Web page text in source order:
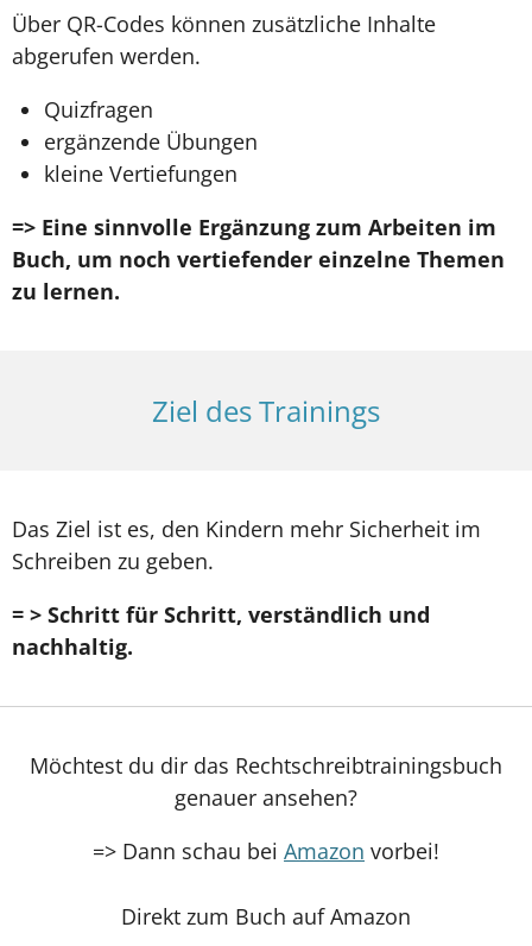
Über QR-Codes können zusätzliche Inhalte
abgerufen werden.
Quizfragen
ergänzende Übungen
kleine Vertiefungen
=> Eine sinnvolle Ergänzung zum Arbeiten im
Buch, um noch vertiefender einzelne Themen
zu lernen.
Ziel des Trainings
Das Ziel ist es, den Kindern mehr Sicherheit im
Schreiben zu geben.
= > Schritt für Schritt, verständlich und
nachhaltig.
Möchtest du dir das Rechtschreibtrainingsbuch
genauer ansehen?
=> Dann schau bei Amazon vorbei!
Direkt zum Buch auf Amazon